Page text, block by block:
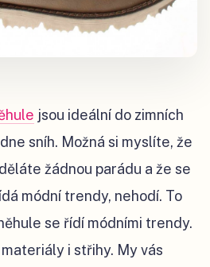
jsou ideální do zimních
sníh. Možná si myslíte, že
žádnou parádu a že se
módní trendy, nehodí. To
se řídí módními trendy.
i střihy. My vás